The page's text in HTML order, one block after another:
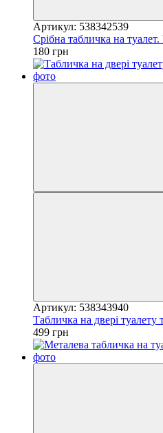
Артикул: 538342539
Срібна табличка на
180 грн
Артикул: 538343940
Табличка на двері туалету
499 грн